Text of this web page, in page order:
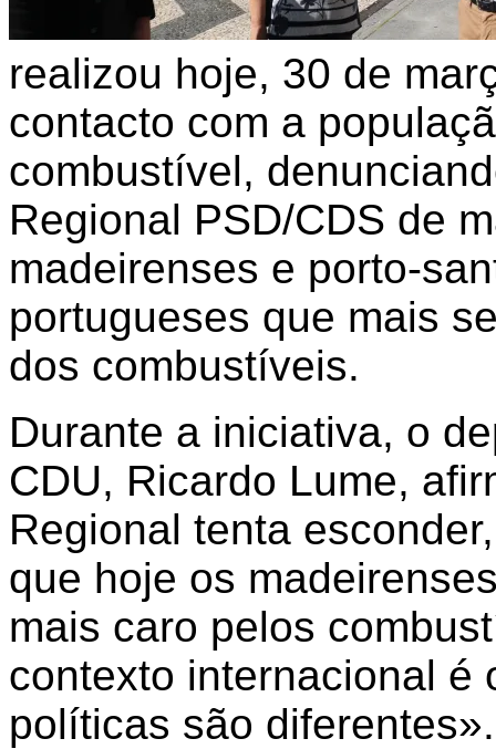
realizou hoje, 30 de
contacto com a
combustível,
Regional PSD/CDS de
madeirenses e porto-
portugueses que mais
dos combustíveis.
Durante a iniciativa, o
CDU, Ricardo Lume,
Regional tenta
que hoje os
mais caro pelos
contexto internacional é
políticas são diferentes».